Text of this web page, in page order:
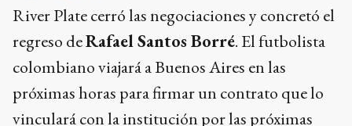
River Plate cerró las negociaciones y concretó el
regreso deRafael Santos Borré. El futbolista
colombiano viajará a Buenos Aires en las
próximas horas para firmar un contrato que lo
vinculará con la institución por las próximas